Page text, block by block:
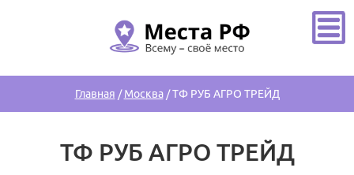
Главная /Москва/ТФ РУБ АГРО ТРЕЙД
ТФ РУБ АГРО ТРЕЙД